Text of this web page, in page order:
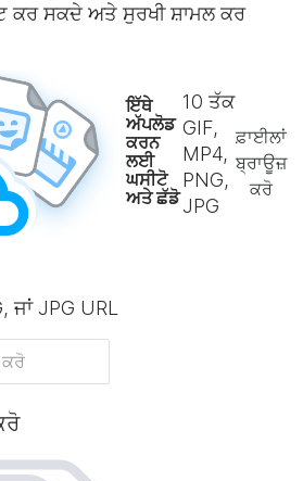
ਕਰ ਸਕਦੇ ਅਤੇ ਸੁਰਖੀ ਸ਼ਾਮਲ ਕਰ
ਇੱਥੇ
ਅੱਪਲੋਡ
ਕਰਨ
ਲਈ
ਘਸੀਟੋ
ਅਤੇ ਛੱਡੋ
10 ਤੱਕ
GIF,
MP4,
PNG,
JPG
ਫ਼ਾਈਲਾਂ
ਬ੍ਰਾਊਜ਼
ਕਰੋ
JPG URL